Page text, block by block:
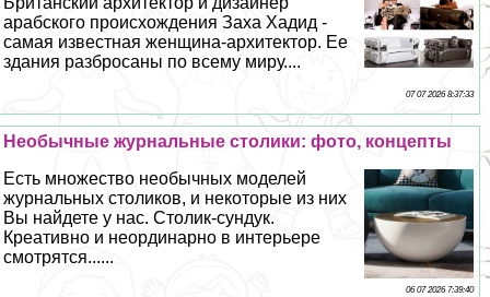
арабского происхождения Заха Хадид -
самая известная женщина-архитектор. Ее
здания разбросаны по всему миру....
07 07 2026 8:37:33
Необычные журнальные столики: фото, концепты
Есть множество необычных моделей
журнальных столиков, и некоторые из них
Вы найдете у нас. Столик-сундук.
Креативно и неординарно в интерьере
смотрятся......
06 07 2026 7:39:40